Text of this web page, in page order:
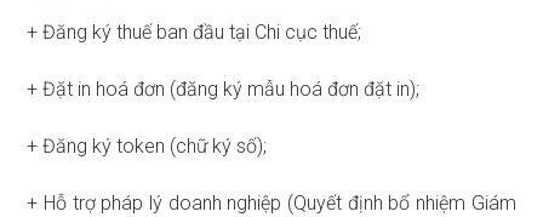
+ Đăng ký thuế ban đầu tại Chi cục thuế;
+ Đặt in hoá đơn (đăng ký mẫu hoá đơn đặt in);
+ Đăng ký token (chữ ký số);
+ Hỗ trợ pháp lý doanh nghiệp (Quyết định bổ nhiệm Giám